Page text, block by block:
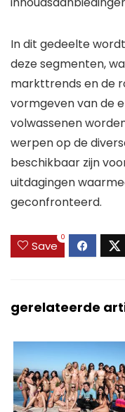
In dit gedeelte
deze segmenten,
markttrends en de
vormgeven van de
volwassenen
werpen op de
beschikbaar zijn
uitdagingen
geconfronteerd.
Save
0
gerelateerde